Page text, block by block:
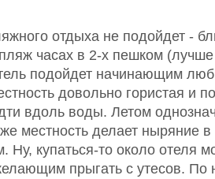
отдыха не подойдет -
часах в 2-х пешком (лучше
подойдет начинающим
довольно гористая и
вдоль воды. Летом
местность делает ныряние в
Ну, купаться-то около отеля
прыгать с утесов. По